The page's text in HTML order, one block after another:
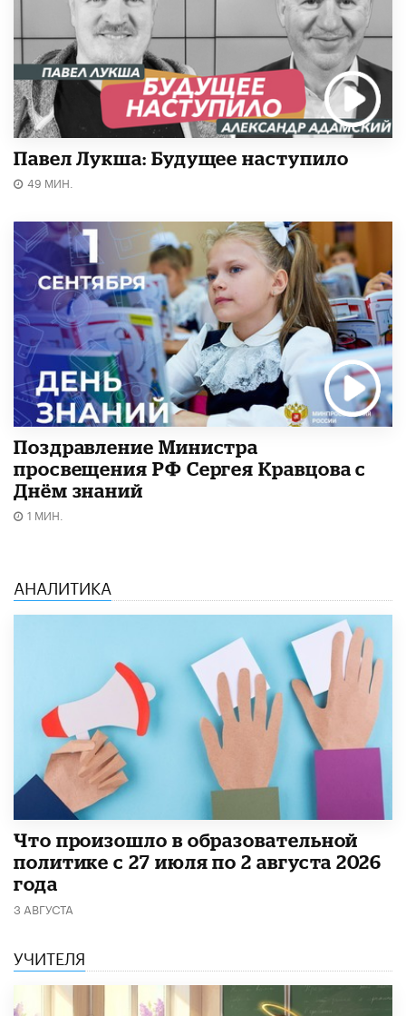
Павел Лукша: Будущее наступило
49 МИН.
Поздравление Министра
просвещения РФ Сергея Кравцова с
Днём знаний
1 МИН.
АНАЛИТИКА
​Что произошло в образовательной
политике с 27 июля по 2 августа 2026
года
3 АВГУСТА
УЧИТЕЛЯ